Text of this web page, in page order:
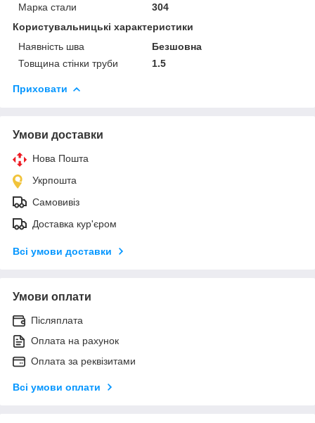
Марка стали
304
Користувальницькі характеристики
Наявність шва
Безшовна
Товщина стінки труби
1.5
Приховати
Умови доставки
Нова Пошта
Укрпошта
Самовивіз
Доставка кур'єром
Всі умови доставки
Умови оплати
Післяплата
Оплата на рахунок
Оплата за реквізитами
Всі умови оплати